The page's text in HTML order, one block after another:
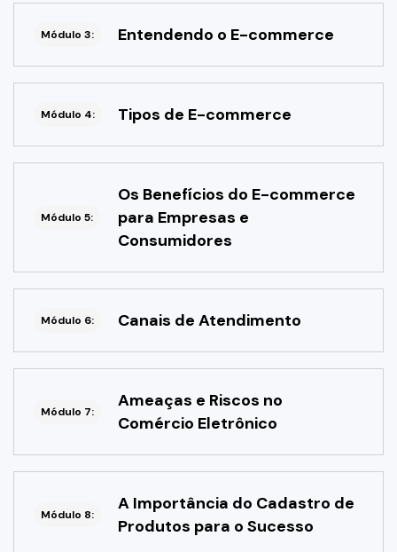
Módulo 3: Entendendo o E-commerce
Módulo 4: Tipos de E-commerce
Módulo 5:
Os Benefícios do E-commerce
para Empresas e
Consumidores
Módulo 6: Canais de Atendimento
Módulo 7:
Ameaças e Riscos no
Comércio Eletrônico
Módulo 8:
A Importância do Cadastro de
Produtos para o Sucesso